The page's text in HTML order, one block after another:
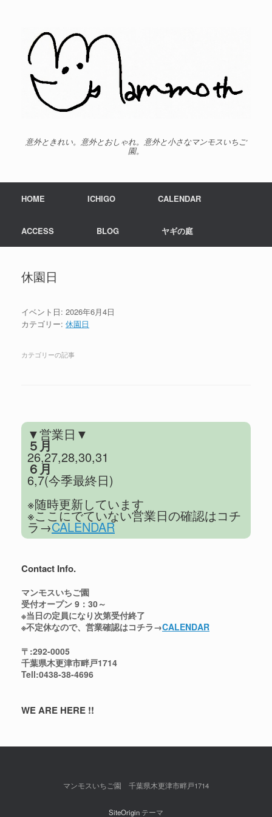
意外ときれい。意外とおしゃれ。意外と小さなマンモスいちご
園。
HOME ICHIGO CALENDAR
ACCESS BLOG ヤギの庭
休園日
イベント日: 2026年6月4日
カテゴリー: 休園日
カテゴリーの記事
▼営業日▼
５月
26,27,28,30,31
６月
6,7(今季最終日)
※随時更新しています
※ここにでていない営業日の確認はコチ
ラ→CALENDAR
Contact Info.
マンモスいちご園
受付オープン 9：30～
※当日の定員になり次第受付終了
※不定休なので、営業確認はコチラ→CALENDAR
〒:292-0005
千葉県木更津市畔戸1714
Tell:0438-38-4696
WE ARE HERE !!
マンモスいちご園 千葉県木更津市畔戸1714
SiteOrigin テーマ